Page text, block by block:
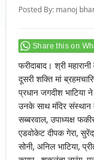
Posted By: manoj
Share this on
फरीदाबाद। श्री
दूसरी शक्ति मां
प्रधान जगदीश भाटिया
उनके साथ मंदिर संस्थान
सब्बरवाल, उपाध्यक्ष
एडवोकेट दीपक गेरा,
सोनी, अनिल भाटिया,